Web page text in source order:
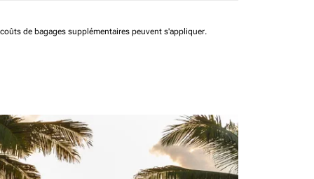
de bagages supplémentaires peuvent s'appliquer.